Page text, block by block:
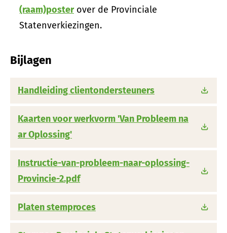
(raam)posterover de Provinciale
Statenverkiezingen.
Bijlagen
Handleiding clientondersteuners
Kaarten voor werkvorm 'Van Probleem na
ar Oplossing'
Instructie-van-probleem-naar-oplossing-
Provincie-2.pdf
Platen stemproces